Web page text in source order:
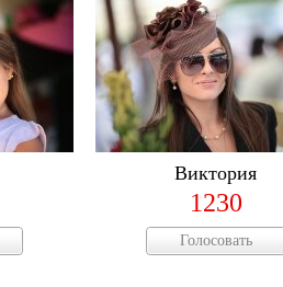
Виктория
1230
Голосовать